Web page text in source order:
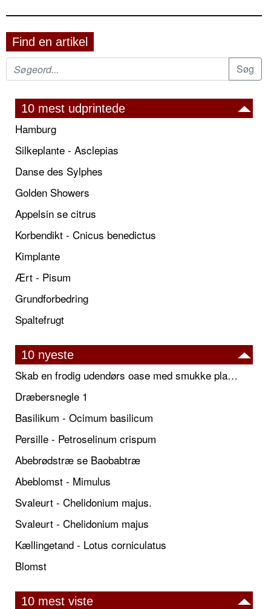
Find en artikel
10 mest udprintede
Hamburg
Silkeplante - Asclepias
Danse des Sylphes
Golden Showers
Appelsin se citrus
Korbendikt - Cnicus benedictus
Kimplante
Ært - Pisum
Grundforbedring
Spaltefrugt
10 nyeste
Skab en frodig udendørs oase med smukke plantekrukker og elegante espalier
Dræbersnegle 1
Basilikum - Ocimum basilicum
Persille - Petroselinum crispum
Abebrødstræ se Baobabtræ
Abeblomst - Mimulus
Svaleurt - Chelidonium majus.
Svaleurt - Chelidonium majus
Kællingetand - Lotus corniculatus
Blomst
10 mest viste